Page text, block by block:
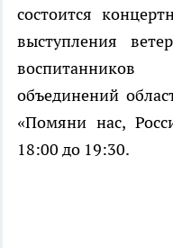
состоится
выступления
воспитанников
объединений
«Помяни нас,
18:00 до 19:30.